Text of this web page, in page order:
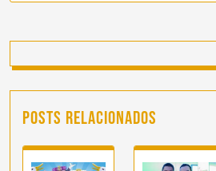
Posts Relacionados